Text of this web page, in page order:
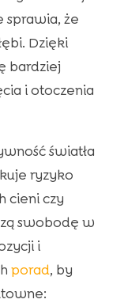
sprawia, że
Dzięki
bardziej
i otoczenia
światła
ryzyko
cieni czy
swobodę w
i
porad, by